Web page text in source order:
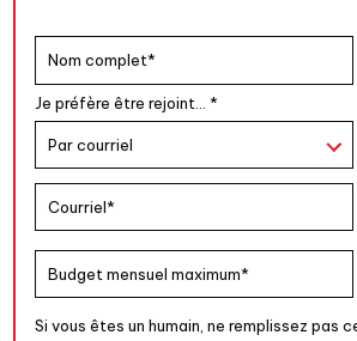
Je préfère être rejoint… *
Si vous êtes un humain, ne remplissez pas